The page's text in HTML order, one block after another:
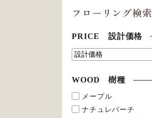
フローリング検索
PRICE 設計価格
WOOD 樹種
メープル
ナチュレバーチ